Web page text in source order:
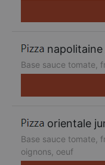
Base sauce tomate,
orientale
Base sauce tomate,
oignons, oeuf